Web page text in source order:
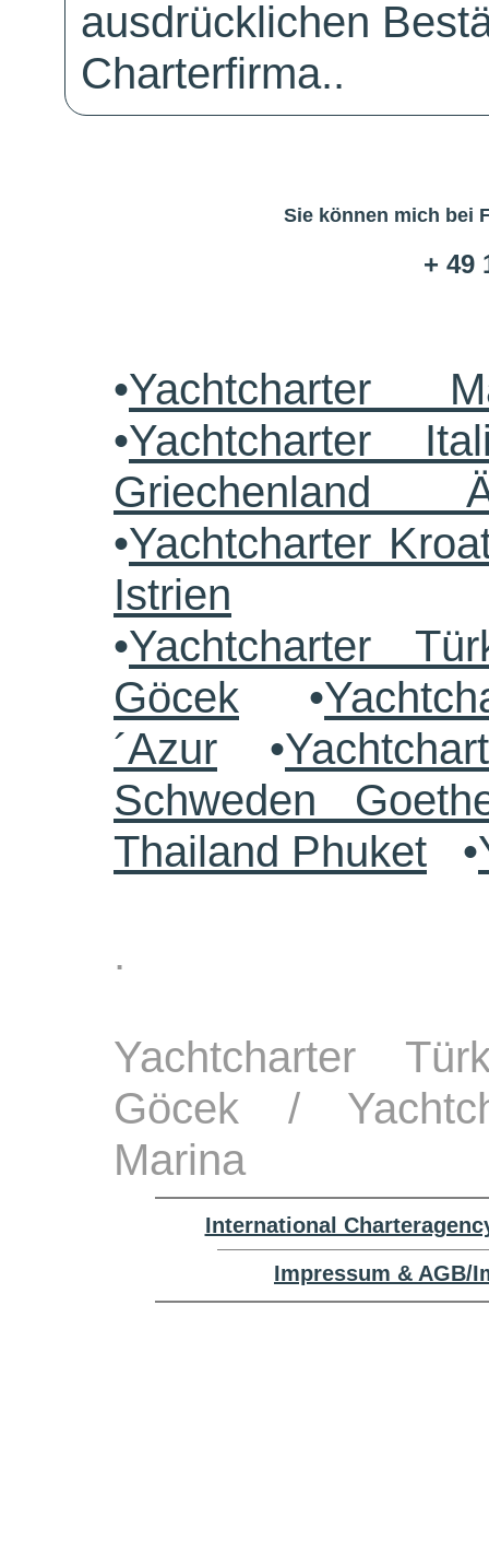
ausdrücklichen
Charterfirma..
Sie können mich bei
+ 49
•Yachtcharter
•Yachtcharter
Griechenland
•Yachtcharter
Istrien
•Yachtcharter
Göcek •
´Azur •
Schweden
Thailand Phuket •
.
Yachtcharter
Göcek /
Marina
International
Impressum & AGB/